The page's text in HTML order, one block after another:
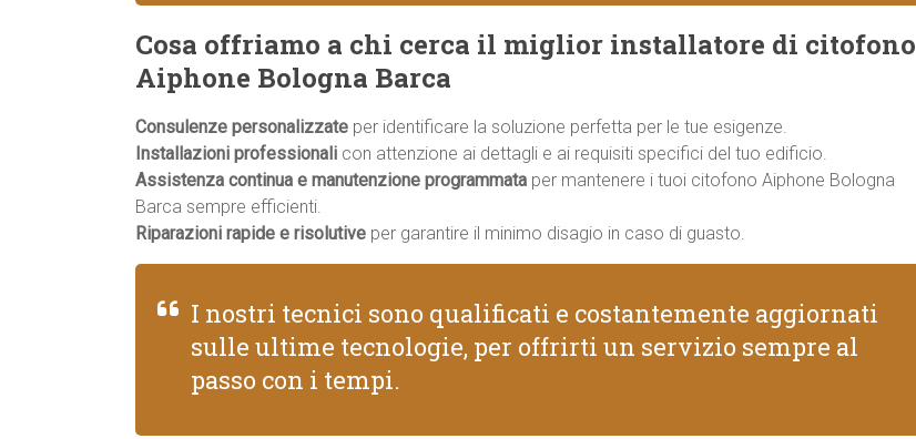
Cosa offriamo a chi cerca il miglior installatore di citofono
Aiphone Bologna Barca
Consulenze personalizzate per identificare la soluzione perfetta per le tue esigenze.
Installazioni professionali con attenzione ai dettagli e ai requisiti specifici del tuo edificio.
Assistenza continua e manutenzione programmata per mantenere i tuoi citofono Aiphone Bologna
Barca sempre efficienti.
Riparazioni rapide e risolutive per garantire il minimo disagio in caso di guasto.
I nostri tecnici sono qualificati e costantemente aggiornati
sulle ultime tecnologie, per offrirti un servizio sempre al
passo con i tempi.